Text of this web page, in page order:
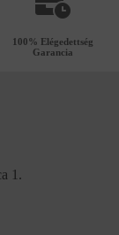
100% Elégedettség
Garancia
1.